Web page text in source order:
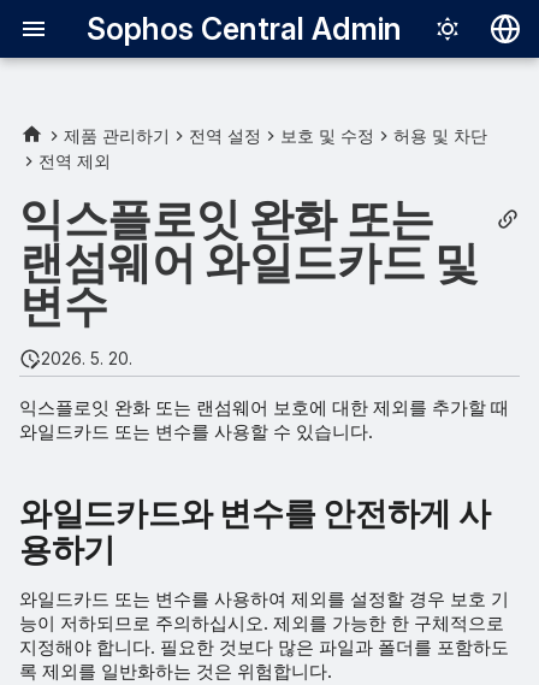
Sophos Central Admin
English
Français
Italiano
와일드카드와 변수를 안전하
게 사용하기
와일드카드
변수
제품 관리하기 전역 설정 보호 및 수정
허용 및 차단
전역 제외
익스플로잇 완화 또는
랜섬웨어 와일드카드 및
변수
2026. 5. 20.
익스플로잇 완화 또는 랜섬웨어 보호에 대한 제외를 추가할 때
와일드카드 또는 변수를 사용할 수 있습니다.
와일드카드와 변수를 안전하게 사
용하기
와일드카드 또는 변수를 사용하여 제외를 설정할 경우 보호 기
능이 저하되므로 주의하십시오. 제외를 가능한 한 구체적으로
지정해야 합니다. 필요한 것보다 많은 파일과 폴더를 포함하도
록 제외를 일반화하는 것은 위험합니다.